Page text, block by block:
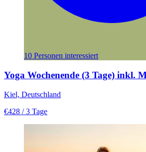
10 Personen interessiert
Yoga Wochenende (3 Tage) inkl.
Kiel, Deutschland
€428 / 3 Tage